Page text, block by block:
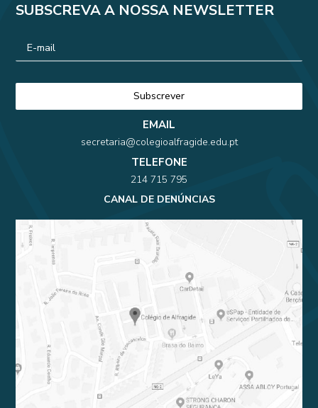
SUBSCREVA A NOSSA NEWSLETTER
EMAIL
secretaria@colegioalfragide.edu.pt
TELEFONE
214 715 795
CANAL DE DENÚNCIAS